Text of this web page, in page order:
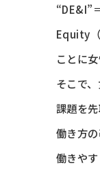
“DE&I”
Equity
ことに
そこで
課題を
働き方
働きや